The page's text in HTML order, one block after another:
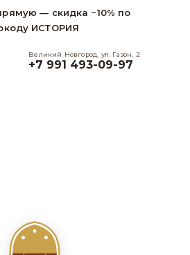
— скидка −10% по
ИСТОРИЯ
Великий Новгород, ул. Газон, 2
+7 991 493-09-97